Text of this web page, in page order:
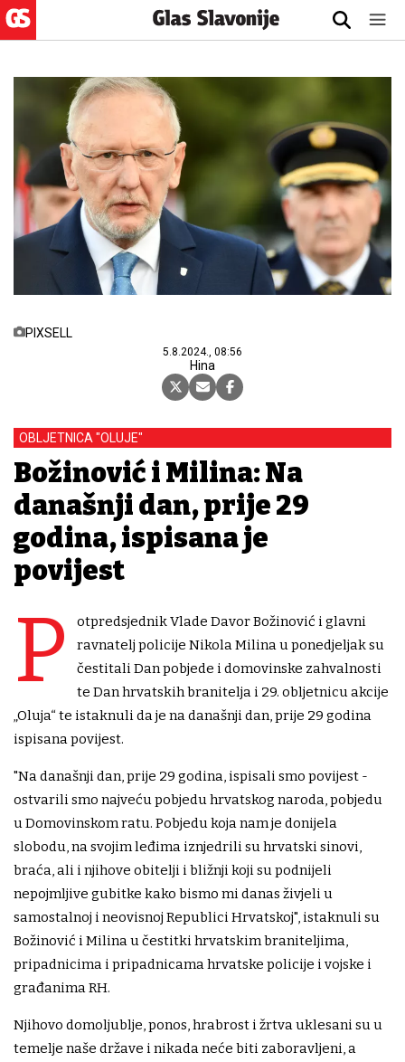
PIXSELL
5.8.2024., 08:56
Hina
OBLJETNICA "OLUJE"
Božinović i Milina: Na
današnji dan, prije 29
godina, ispisana je
povijest
P
otpredsjednik Vlade Davor Božinović i glavni
ravnatelj policije Nikola Milina u ponedjeljak su
čestitali Dan pobjede i domovinske zahvalnosti
te Dan hrvatskih branitelja i 29. obljetnicu akcije
„Oluja“ te istaknuli da je na današnji dan, prije 29 godina
ispisana povijest.
"Na današnji dan, prije 29 godina, ispisali smo povijest -
ostvarili smo najveću pobjedu hrvatskog naroda, pobjedu
u Domovinskom ratu. Pobjedu koja nam je donijela
slobodu, na svojim leđima iznjedrili su hrvatski sinovi,
braća, ali i njihove obitelji i bližnji koji su podnijeli
nepojmljive gubitke kako bismo mi danas živjeli u
samostalnoj i neovisnoj Republici Hrvatskoj", istaknuli su
Božinović i Milina u čestitki hrvatskim braniteljima,
pripadnicima i pripadnicama hrvatske policije i vojske i
građanima RH.
Njihovo domoljublje, ponos, hrabrost i žrtva uklesani su u
temelje naše države i nikada neće biti zaboravljeni, a